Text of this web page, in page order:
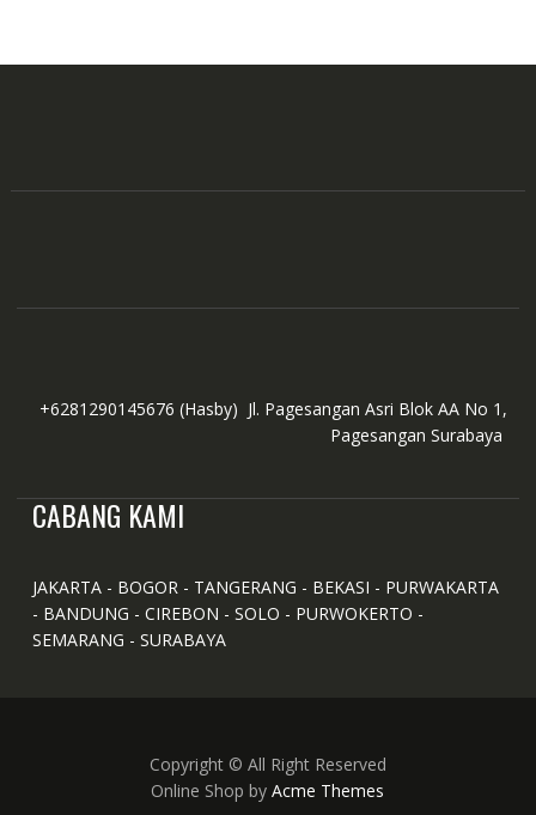
+6281290145676 (Hasby) Jl. Pagesangan Asri Blok AA No 1,
Pagesangan Surabaya
CABANG KAMI
JAKARTA - BOGOR - TANGERANG - BEKASI - PURWAKARTA
- BANDUNG - CIREBON - SOLO - PURWOKERTO -
SEMARANG - SURABAYA
Copyright © All Right Reserved
Online Shop byAcme Themes